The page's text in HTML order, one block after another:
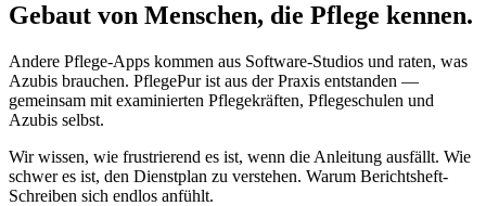
Gebaut von Menschen, die Pflege kennen.
Andere Pflege-Apps kommen aus Software-Studios und raten, was
Azubis brauchen. PflegePur ist aus der Praxis entstanden —
gemeinsam mit examinierten Pflegekräften, Pflegeschulen und
Azubis selbst.
Wir wissen, wie frustrierend es ist, wenn die Anleitung ausfällt. Wie
schwer es ist, den Dienstplan zu verstehen. Warum Berichtsheft-
Schreiben sich endlos anfühlt.